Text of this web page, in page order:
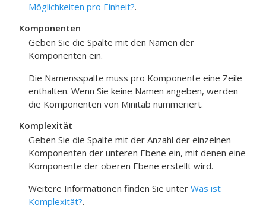
Möglichkeiten pro Einheit?.
Komponenten
Geben Sie die Spalte mit den Namen der
Komponenten ein.
Die Namensspalte muss pro Komponente eine Zeile
enthalten. Wenn Sie keine Namen angeben, werden
die Komponenten von Minitab nummeriert.
Komplexität
Geben Sie die Spalte mit der Anzahl der einzelnen
Komponenten der unteren Ebene ein, mit denen eine
Komponente der oberen Ebene erstellt wird.
Weitere Informationen finden Sie unter Was ist
Komplexität?.